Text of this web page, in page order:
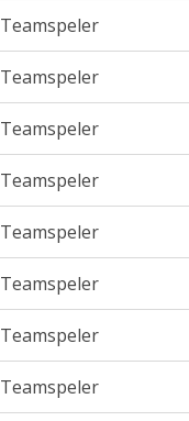
Teamspeler
Teamspeler
Teamspeler
Teamspeler
Teamspeler
Teamspeler
Teamspeler
Teamspeler